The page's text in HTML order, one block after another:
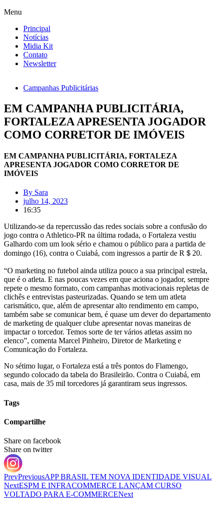
Menu
Principal
Notícias
Midia Kit
Contato
Newsletter
Campanhas Publicitárias
EM CAMPANHA PUBLICITÁRIA,
FORTALEZA APRESENTA JOGADOR
COMO CORRETOR DE IMÓVEIS
EM CAMPANHA PUBLICITÁRIA, FORTALEZA
APRESENTA JOGADOR COMO CORRETOR DE
IMÓVEIS
By Sara
julho 14, 2023
16:35
Utilizando-se da repercussão das redes sociais sobre a confusão do
jogo contra o Athletico-PR na última rodada, o Fortaleza vestiu
Galhardo com um look sério e chamou o público para a partida de
domingo (16), contra o Cuiabá, com ingressos a partir de R＄20.
“O marketing no futebol ainda utiliza pouco a sua principal estrela,
que é o atleta. E nas poucas vezes em que aciona o jogador, sempre
repete o mesmo formato, com campanhas motivacionais repletas de
clichês e entrevistas pasteurizadas. Quando se tem um atleta
carismático, que, além de apresentar alto rendimento em campo,
também sabe se comunicar bem, é quase um dever do departamento
de marketing de qualquer clube apresentar novas maneiras de
impactar o torcedor. Temos sorte de ter vários atletas assim no
elenco”, comenta Marcel Pinheiro, Diretor de Marketing e
Comunicação do Fortaleza.
No sétimo lugar, o Fortaleza está a três pontos do Flamengo,
segundo colocado da tabela do Brasileirão. Contra o Cuiabá, em
casa, mais de 35 mil torcedores já garantiram seus ingressos.
Tags
Compartilhe
Share on facebook
Share on twitter
PrevPreviousAPP BRASIL TEM NOVA IDENTIDADE VISUAL
NextESPM E INFRACOMMERCE LANÇAM CURSO
VOLTADO PARA E-COMMERCENext